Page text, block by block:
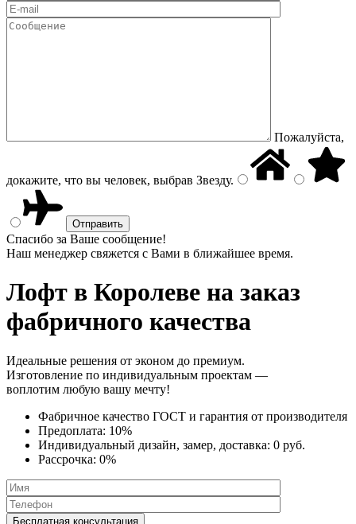
Пожалуйста,
докажите, что вы человек, выбрав Звезду.
Спасибо за Ваше сообщение!
Наш менеджер свяжется с Вами в ближайшее время.
Лофт в Королеве на заказ
фабричного качества
Идеальные решения от эконом до премиум.
Изготовление по индивидуальным проектам —
воплотим любую вашу мечту!
Фабричное качество ГОСТ и гарантия от производителя
Предоплата: 10%
Индивидуальный дизайн, замер, доставка: 0 руб.
Рассрочка: 0%